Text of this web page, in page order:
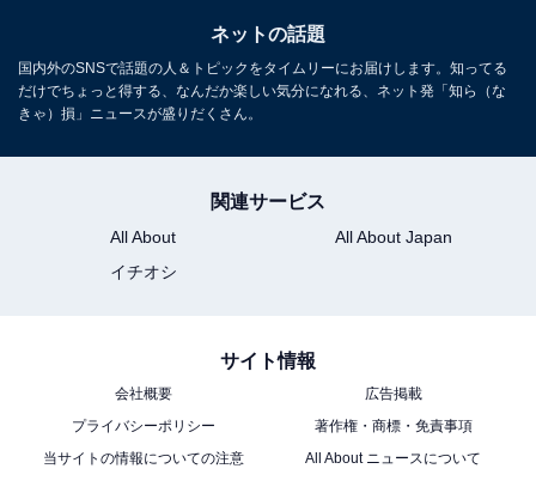
ネットの話題
国内外のSNSで話題の人＆トピックをタイムリーにお届けします。知ってる
だけでちょっと得する、なんだか楽しい気分になれる、ネット発「知ら（な
きゃ）損」ニュースが盛りだくさん。
関連サービス
All About
All About Japan
イチオシ
サイト情報
会社概要
広告掲載
プライバシーポリシー
著作権・商標・免責事項
当サイトの情報についての注意
All About ニュースについて